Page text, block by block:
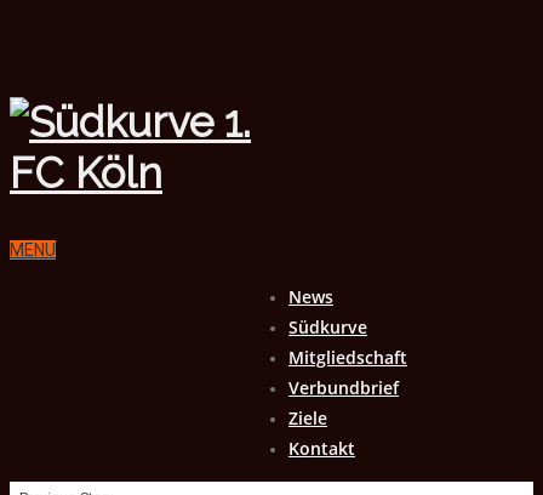
MENU
News
Südkurve
Mitgliedschaft
Verbundbrief
Ziele
Kontakt